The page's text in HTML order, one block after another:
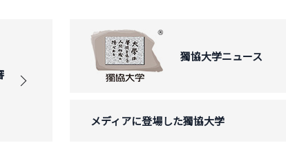
獨協大学ニュース
メディアに登場した獨協大学